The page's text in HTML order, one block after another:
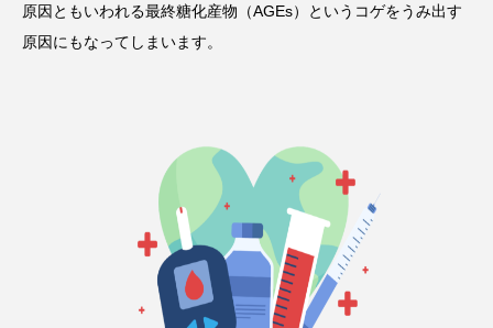
原因ともいわれる最終糖化産物（AGEs）というコゲをうみ出す
原因にもなってしまいます。